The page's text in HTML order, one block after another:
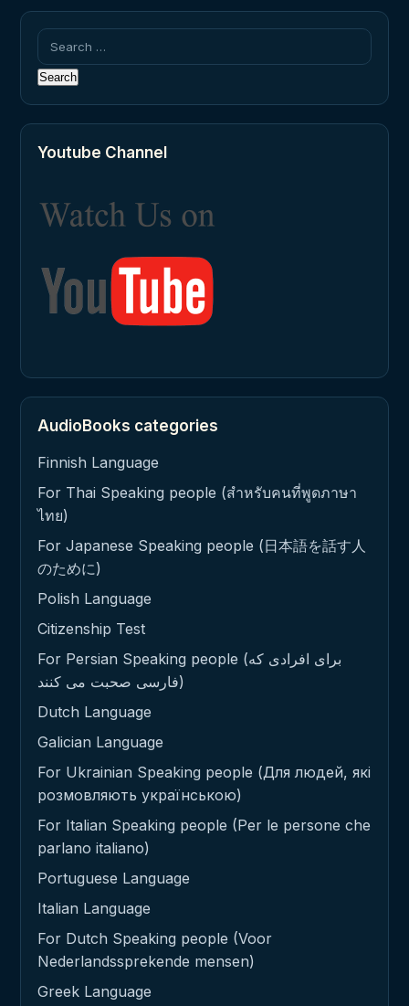
Search
for:
Youtube Channel
AudioBooks categories
Finnish Language
For Thai Speaking people (สำหรับคนที่พูดภาษา
ไทย)
For Japanese Speaking people (日本語を話す人
のために)
Polish Language
Citizenship Test
For Persian Speaking people (برای افرادی که
فارسی صحبت می کنند)
Dutch Language
Galician Language
For Ukrainian Speaking people (Для людей, які
розмовляють українською)
For Italian Speaking people (Per le persone che
parlano italiano)
Portuguese Language
Italian Language
For Dutch Speaking people (Voor
Nederlandssprekende mensen)
Greek Language